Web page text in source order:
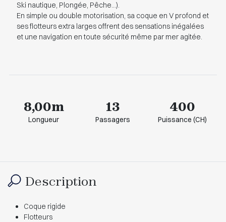
Ski nautique, Plongée, Pêche…).
En simple ou double motorisation, sa coque en V profond et
ses flotteurs extra larges offrent des sensations inégalées
et une navigation en toute sécurité même par mer agitée.
8,00m
Longueur
13
Passagers
400
Puissance (CH)
Description
Coque rigide
Flotteurs